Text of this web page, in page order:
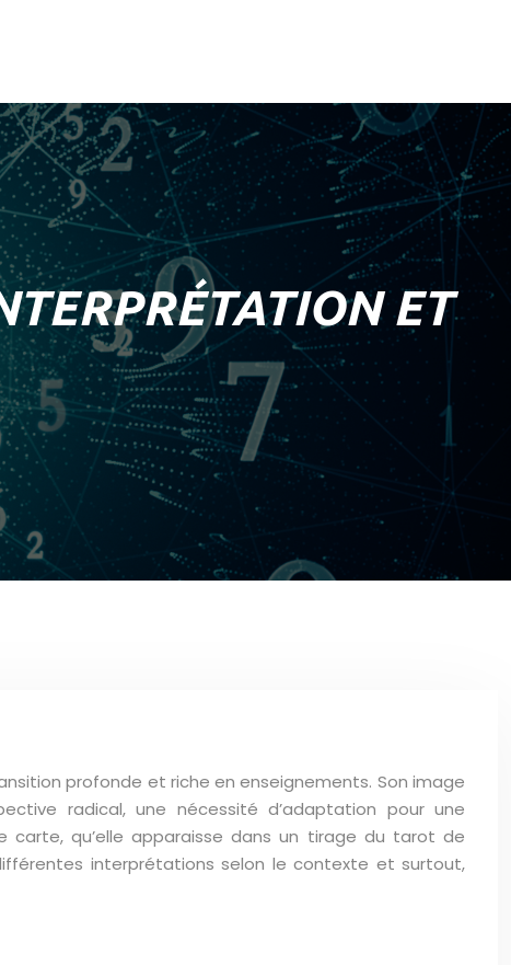
ET
profonde et riche en enseignements. Son image
radical, une nécessité d’adaptation pour une
qu’elle apparaisse dans un tirage du tarot de
interprétations selon le contexte et surtout,